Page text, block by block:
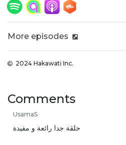
More episodes
2024 Hakawati Inc.
Comments
UsamaS
حلقة جدا رائعة و مفيدة